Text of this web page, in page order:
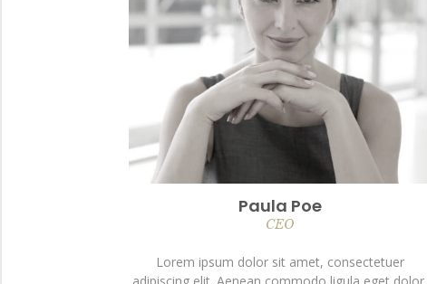
Paula Poe
CEO
Lorem ipsum dolor sit amet, consectetuer